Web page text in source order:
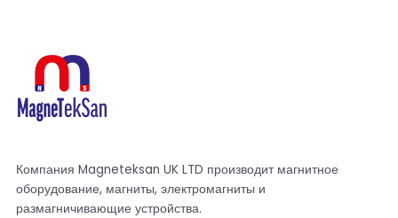
Компания Magneteksan UK LTD производит магнитное
оборудование, магниты, электромагниты и
размагничивающие устройства.